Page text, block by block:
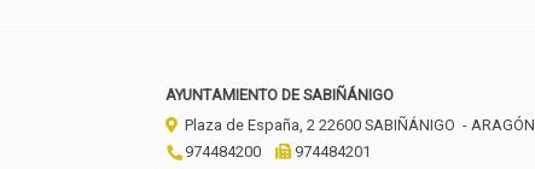
AYUNTAMIENTO DE SABIÑÁNIGO
Plaza de España, 2 22600 SABIÑÁNIGO - ARAGÓN
974484200
974484201